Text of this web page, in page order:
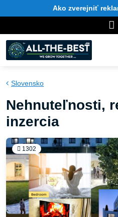
Ako zverejniť
Slovensko
Nehnuteľnosti,
inzercia
1302